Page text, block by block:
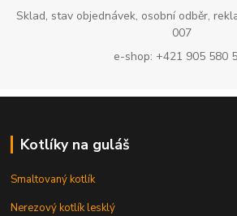
Sklad, stav objednávek, osobní odběr,
007
e-shop: +421 905 580
Kotlíky na guláš
Smaltovaný kotlík
Nerezový kotlík lesklý